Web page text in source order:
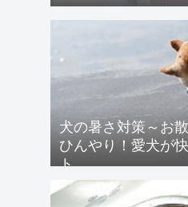
犬の暑さ対策～お
ひんやり！愛犬が
ト